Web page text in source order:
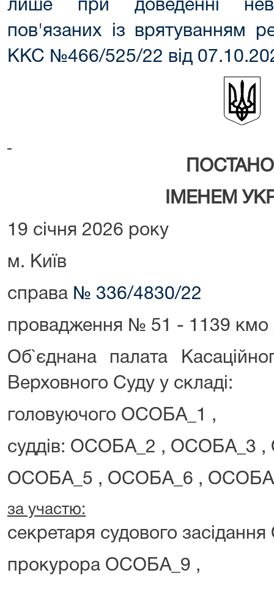
лише при доведенні
пов'язаних із врятуванням
ККС №466/525/22 від
ІМЕНЕМ
19 січня 2026 року
м. Київ
справа № 336/4830/22
провадження № 51 - 1139 кмо
Об`єднана палата
Верховного Суду у складі:
головуючого ОСОБА_1 ,
суддів: ОСОБА_2 , ОСОБА_3
ОСОБА_5 , ОСОБА_6 ,
за участю:
секретаря судового
прокурора ОСОБА_9 ,